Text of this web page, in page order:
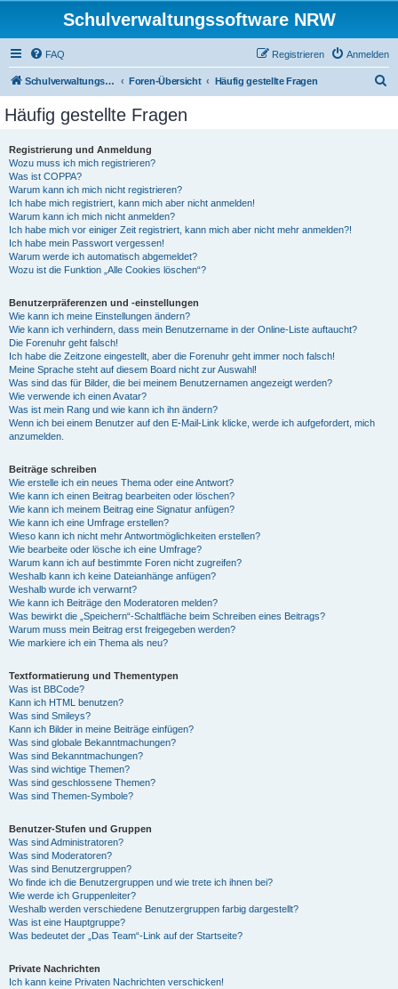
Schulverwaltungssoftware NRW
FAQ Anmelden
Registrieren
Schulverwaltungssoftware NRW Foren-Übersicht Häufig gestellte Fragen
Häufig gestellte Fragen
Registrierung und Anmeldung
Wozu muss ich mich registrieren?
Was ist COPPA?
Warum kann ich mich nicht registrieren?
Ich habe mich registriert, kann mich aber nicht anmelden!
Warum kann ich mich nicht anmelden?
Ich habe mich vor einiger Zeit registriert, kann mich aber nicht mehr anmelden?!
Ich habe mein Passwort vergessen!
Warum werde ich automatisch abgemeldet?
Wozu ist die Funktion „Alle Cookies löschen“?
Benutzerpräferenzen und -einstellungen
Wie kann ich meine Einstellungen ändern?
Wie kann ich verhindern, dass mein Benutzername in der Online-Liste auftaucht?
Die Forenuhr geht falsch!
Ich habe die Zeitzone eingestellt, aber die Forenuhr geht immer noch falsch!
Meine Sprache steht auf diesem Board nicht zur Auswahl!
Was sind das für Bilder, die bei meinem Benutzernamen angezeigt werden?
Wie verwende ich einen Avatar?
Was ist mein Rang und wie kann ich ihn ändern?
Wenn ich bei einem Benutzer auf den E-Mail-Link klicke, werde ich aufgefordert, mich
anzumelden.
Beiträge schreiben
Wie erstelle ich ein neues Thema oder eine Antwort?
Wie kann ich einen Beitrag bearbeiten oder löschen?
Wie kann ich meinem Beitrag eine Signatur anfügen?
Wie kann ich eine Umfrage erstellen?
Wieso kann ich nicht mehr Antwortmöglichkeiten erstellen?
Wie bearbeite oder lösche ich eine Umfrage?
Warum kann ich auf bestimmte Foren nicht zugreifen?
Weshalb kann ich keine Dateianhänge anfügen?
Weshalb wurde ich verwarnt?
Wie kann ich Beiträge den Moderatoren melden?
Was bewirkt die „Speichern“-Schaltfläche beim Schreiben eines Beitrags?
Warum muss mein Beitrag erst freigegeben werden?
Wie markiere ich ein Thema als neu?
Textformatierung und Thementypen
Was ist BBCode?
Kann ich HTML benutzen?
Was sind Smileys?
Kann ich Bilder in meine Beiträge einfügen?
Was sind globale Bekanntmachungen?
Was sind Bekanntmachungen?
Was sind wichtige Themen?
Was sind geschlossene Themen?
Was sind Themen-Symbole?
Benutzer-Stufen und Gruppen
Was sind Administratoren?
Was sind Moderatoren?
Was sind Benutzergruppen?
Wo finde ich die Benutzergruppen und wie trete ich ihnen bei?
Wie werde ich Gruppenleiter?
Weshalb werden verschiedene Benutzergruppen farbig dargestellt?
Was ist eine Hauptgruppe?
Was bedeutet der „Das Team“-Link auf der Startseite?
Private Nachrichten
Ich kann keine Privaten Nachrichten verschicken!